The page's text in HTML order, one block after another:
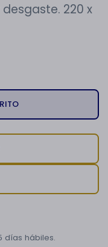
220 x
días hábiles.